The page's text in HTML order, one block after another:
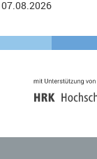
07.08.2026